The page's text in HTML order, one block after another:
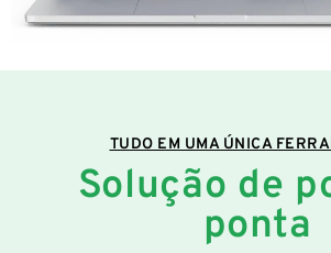
TUDO EM UMA ÚNICA
Solução de
ponta